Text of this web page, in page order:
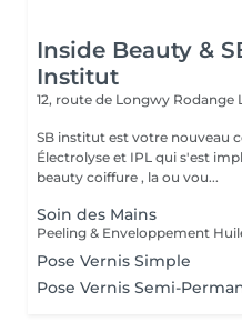
Inside Beauty &
Institut
12, route de Longwy Rodange
SB institut est votre nouveau
Électrolyse et IPL qui s'est
beauty coiffure , la ou vou...
Soin des Mains
Peeling & Enveloppement
Pose Vernis Simple
Pose Vernis Semi-